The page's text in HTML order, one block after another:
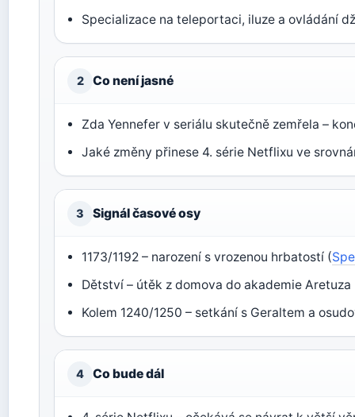
Specializace na teleportaci, iluze a ovládání
2 Co není jasné
Zda Yennefer v seriálu skutečně zemřela –
Jaké změny přinese 4. série Netflixu ve
3 Signál časové osy
1173/1192 – narození s vrozenou hrbatostí (
Dětství – útěk z domova do akademie Aretuza
Kolem 1240/1250 – setkání s Geraltem a
4 Co bude dál